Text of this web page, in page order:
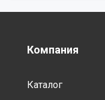
Компания
Каталог